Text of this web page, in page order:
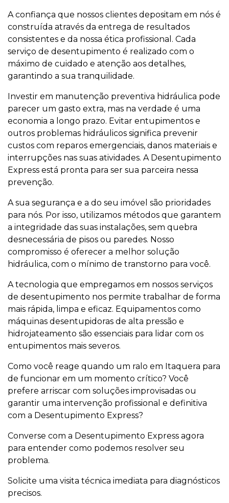
A confiança que nossos clientes depositam em nós é
construída através da entrega de resultados
consistentes e da nossa ética profissional. Cada
serviço de desentupimento é realizado com o
máximo de cuidado e atenção aos detalhes,
garantindo a sua tranquilidade.
Investir em manutenção preventiva hidráulica pode
parecer um gasto extra, mas na verdade é uma
economia a longo prazo. Evitar entupimentos e
outros problemas hidráulicos significa prevenir
custos com reparos emergenciais, danos materiais e
interrupções nas suas atividades. A Desentupimento
Express está pronta para ser sua parceira nessa
prevenção.
A sua segurança e a do seu imóvel são prioridades
para nós. Por isso, utilizamos métodos que garantem
a integridade das suas instalações, sem quebra
desnecessária de pisos ou paredes. Nosso
compromisso é oferecer a melhor solução
hidráulica, com o mínimo de transtorno para você.
A tecnologia que empregamos em nossos serviços
de desentupimento nos permite trabalhar de forma
mais rápida, limpa e eficaz. Equipamentos como
máquinas desentupidoras de alta pressão e
hidrojateamento são essenciais para lidar com os
entupimentos mais severos.
Como você reage quando um ralo em Itaquera para
de funcionar em um momento crítico? Você
prefere arriscar com soluções improvisadas ou
garantir uma intervenção profissional e definitiva
com a Desentupimento Express?
Converse com a Desentupimento Express agora
para entender como podemos resolver seu
problema.
Solicite uma visita técnica imediata para diagnósticos
precisos.